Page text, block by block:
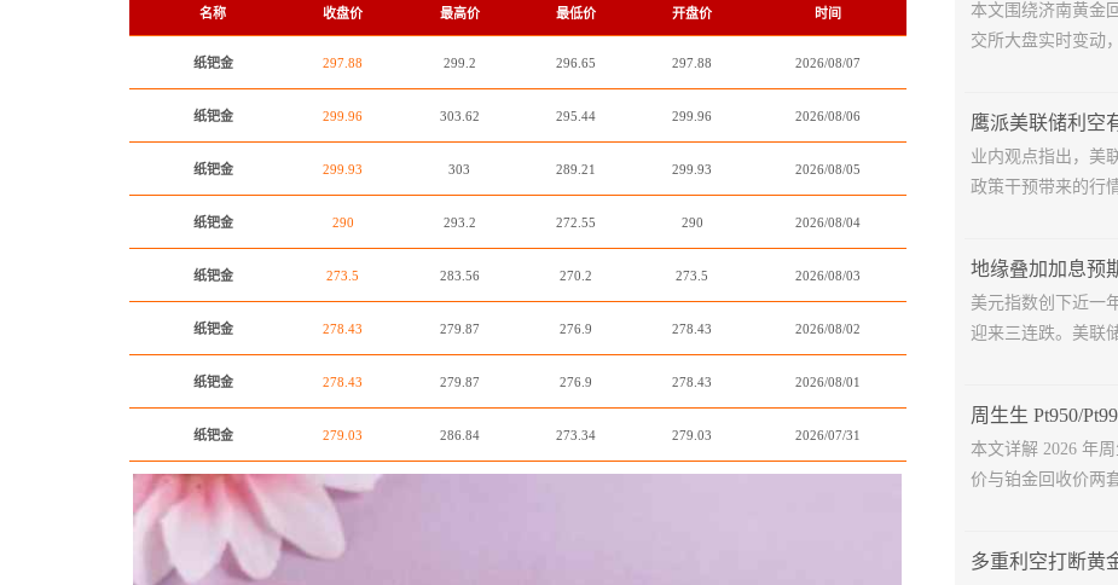
名称 收盘价 最高价 最低价 开盘价 时间
纸钯金 297.88 299.2 296.65 297.88 2026/08/07
纸钯金 299.96 303.62 295.44 299.96 2026/08/06
纸钯金 299.93 303 289.21 299.93 2026/08/05
纸钯金 290 293.2 272.55 290 2026/08/04
纸钯金 273.5 283.56 270.2 273.5 2026/08/03
纸钯金 278.43 279.87 276.9 278.43 2026/08/02
纸钯金 278.43 279.87 276.9 278.43 2026/08/01
纸钯金 279.03 286.84 273.34 279.03 2026/07/31
本文围绕济南黄金
交所大盘实时变动
业内观点指出，美
政策干预带来的行
美元指数创下近一
迎来三连跌。美联
本文详解 2026 年
价与铂金回收价两